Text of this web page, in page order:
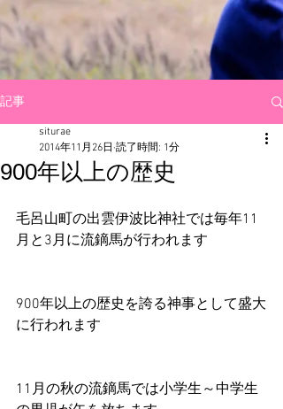
記事
900年以上の歴史
siturae
2014年11月26日 読了時間: 1分
毛呂山町の出雲伊波比神社では毎年11
月と3月に流鏑馬が行われます
900年以上の歴史を誇る神事として盛大
に行われます
11月の秋の流鏑馬では小学生～中学生